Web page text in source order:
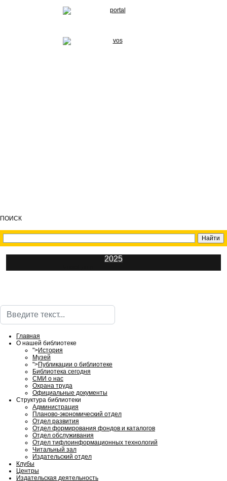
ПОИСК
2025
Поиск
Главная
О нашей библиотеке
">История
Музей
">Публикации о библиотеке
Библиотека сегодня
СМИ о нас
Охрана труда
Официальные документы
Структура библиотеки
Администрация
Планово-экономический отдел
Отдел развития
Отдел формирования фондов и каталогов
Отдел обслуживания
Отдел тифлоинформационных технологий
Читальный зал
Издательский отдел
Клубы
Центры
Издательская деятельность